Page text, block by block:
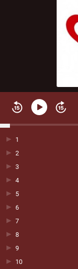
1
2
3
4
5
6
7
8
9
10